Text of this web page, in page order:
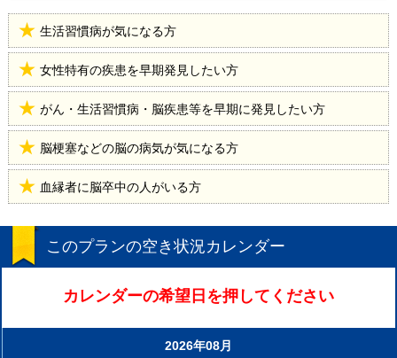
生活習慣病が気になる方
女性特有の疾患を早期発見したい方
がん・生活習慣病・脳疾患等を早期に発見したい方
脳梗塞などの脳の病気が気になる方
血縁者に脳卒中の人がいる方
このプランの空き状況カレンダー
カレンダーの希望日を押してください
2026年08月